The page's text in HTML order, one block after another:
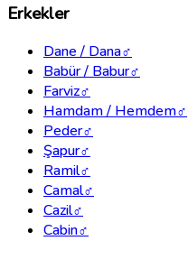
Erkekler
Dane / Dana♂
Babür / Babur♂
Farviz♂
Hamdam / Hemdem♂
Peder♂
Şapur♂
Ramil♂
Camal♂
Cazil♂
Cabin♂